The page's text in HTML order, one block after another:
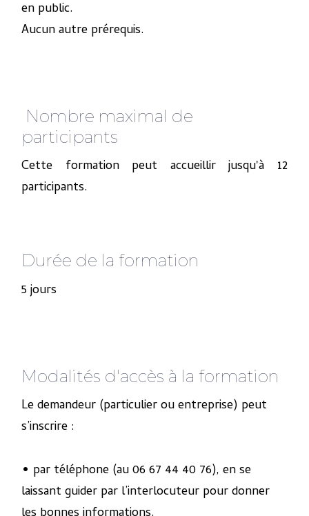
en public.
Aucun autre prérequis.
Nombre maximal de
participants
Cette formation peut accueillir jusqu'à 12
participants.
Durée de la formation
5 jours
Modalités d'accès à la formation
Le demandeur (particulier ou entreprise) peut
s’inscrire :
• par téléphone (au 06 67 44 40 76), en se
laissant guider par l’interlocuteur pour donner